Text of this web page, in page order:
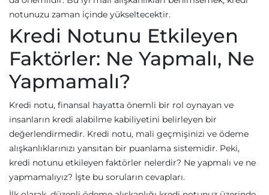
notunuzu zaman içinde yükseltecektir.
Kredi Notunu Etkileyen
Faktörler: Ne Yapmalı, Ne
Yapmamalı?
Kredi notu, finansal hayatta önemli bir rol oynayan ve
insanların kredi alabilme kabiliyetini belirleyen bir
değerlendirmedir. Kredi notu, mali geçmişinizi ve ödeme
alışkanlıklarınızı yansıtan bir puanlama sistemidir. Peki,
kredi notunu etkileyen faktörler nelerdir? Ne yapmalı ve ne
yapmamalıyız? İşte bu soruların cevapları.